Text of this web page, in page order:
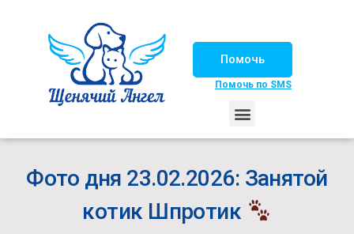
Помочь
Помочь по SMS
Фото дня 23.02.2026: Занятой
котик Шпротик